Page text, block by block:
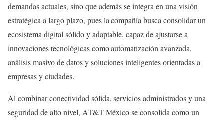
demandas actuales, sino que además se integra en una visión
estratégica a largo plazo, pues la compañía busca consolidar un
ecosistema digital sólido y adaptable, capaz de ajustarse a
innovaciones tecnológicas como automatización avanzada,
análisis masivo de datos y soluciones inteligentes orientadas a
empresas y ciudades.
Al combinar conectividad sólida, servicios administrados y una
seguridad de alto nivel, AT&T México se consolida como un